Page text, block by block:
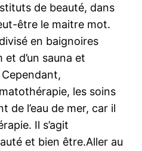
de beauté, dans
être le maitre mot.
en baignoires
et d’un sauna et
Cependant,
les soins
de l’eau de mer, car il
Il s’agit
et bien être.Aller au